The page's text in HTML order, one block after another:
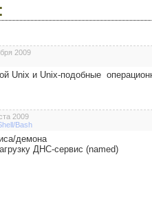
2009
Unix и Unix-подобные
2009
Bash
демона
ДНС-сервис (named)